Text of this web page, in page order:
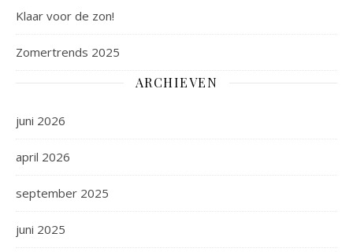
Klaar voor de zon!
Zomertrends 2025
ARCHIEVEN
juni 2026
april 2026
september 2025
juni 2025